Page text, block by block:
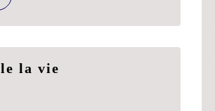
la vie